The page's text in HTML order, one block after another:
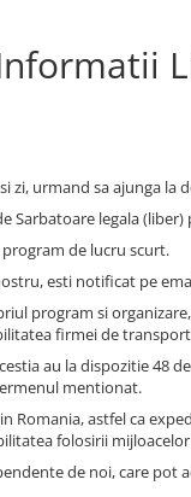
zi, urmand sa ajunga la
Sarbatoare legala
de lucru scurt.
esti notificat pe
program si
firmei de
au la dispozitie 48
mentionat.
Romania, astfel ca
folosirii
de noi, care pot